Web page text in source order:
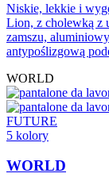
Niskie, lekkie i
Lion, z cholewką z
zamszu,
antypoślizgową
WORLD
FUTURE
5 kolory
WORLD